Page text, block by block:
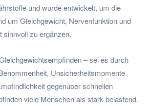
und wurde entwickelt, um die
um Gleichgewicht, Nervenfunktion und
sinnvoll zu ergänzen.
– sei es durch
Unsicherheitsmomente
gegenüber schnellen
viele Menschen als stark belastend.